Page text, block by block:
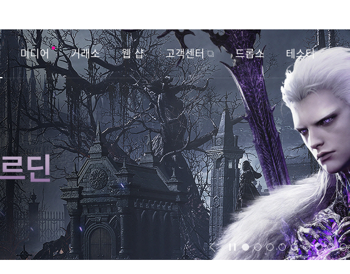
미디어 거래소 웹 샵 고객센터 드롭스 테스터